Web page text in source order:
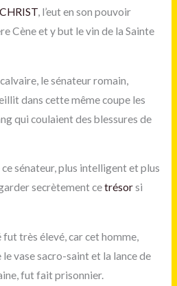
CHRIST, l’eut en son pouvoir
Cène et y but le vin de la Sainte
le sénateur romain,
dans cette même coupe les
qui coulaient des blessures de
sénateur, plus intelligent et plus
secrètement cetrésorsi
fut très élevé, car cet homme,
vase sacro-saint et la lance de
fut fait prisonnier.